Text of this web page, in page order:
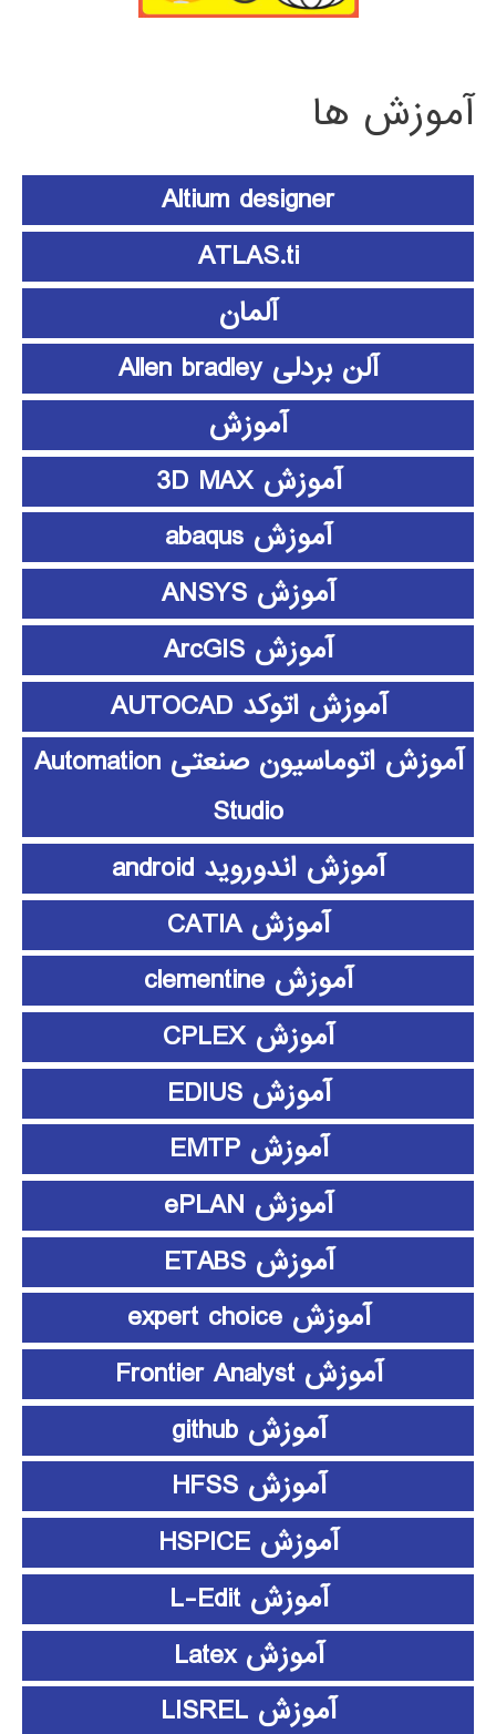
آموزش ها
Altium designer
ATLAS.ti
آلمان
آلن بردلی Allen bradley
آموزش
آموزش 3D MAX
آموزش abaqus
آموزش ANSYS
آموزش ArcGIS
آموزش اتوکد AUTOCAD
آموزش اتوماسیون صنعتی Automation
Studio
آموزش اندوروید android
آموزش CATIA
آموزش clementine
آموزش CPLEX
آموزش EDIUS
آموزش EMTP
آموزش ePLAN
آموزش ETABS
آموزش expert choice
آموزش Frontier Analyst
آموزش github
آموزش HFSS
آموزش HSPICE
آموزش L-Edit
آموزش Latex
آموزش LISREL